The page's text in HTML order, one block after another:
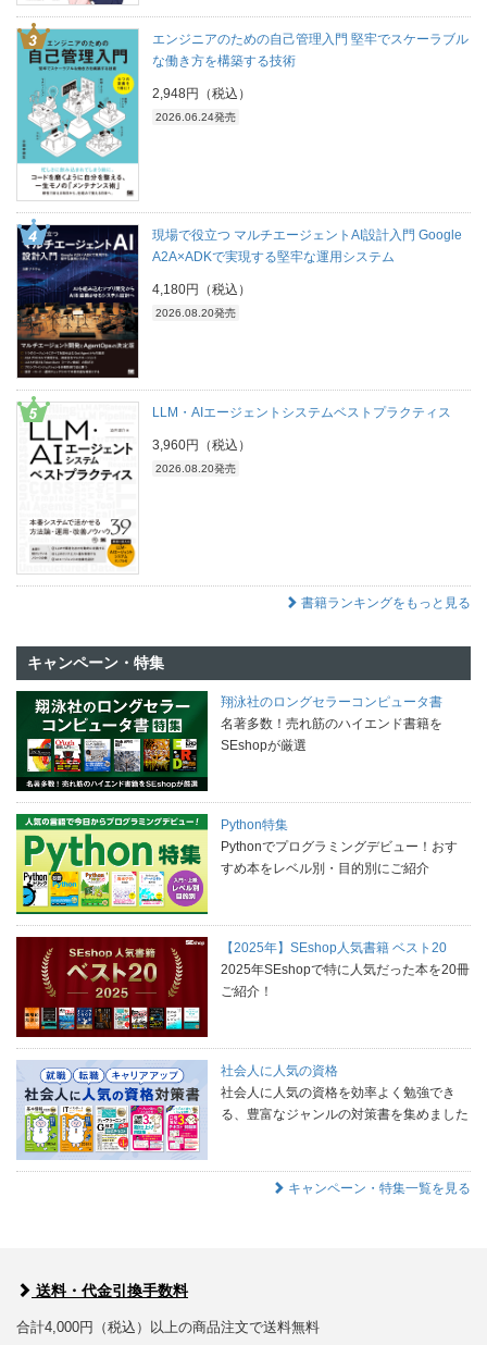
エンジニアのための自己管理入門 堅牢でスケーラブル
な働き方を構築する技術
2,948円（税込）
2026.06.24発売
現場で役立つ マルチエージェントAI設計入門 Google
A2A×ADKで実現する堅牢な運用システム
4,180円（税込）
2026.08.20発売
LLM・AIエージェントシステムベストプラクティス
3,960円（税込）
2026.08.20発売
書籍ランキングをもっと見る
キャンペーン・特集
翔泳社のロングセラーコンピュータ書
名著多数！売れ筋のハイエンド書籍を
SEshopが厳選
Python特集
Pythonでプログラミングデビュー！おす
すめ本をレベル別・目的別にご紹介
【2025年】SEshop人気書籍 ベスト20
2025年SEshopで特に人気だった本を20冊
ご紹介！
社会人に人気の資格
社会人に人気の資格を効率よく勉強でき
る、豊富なジャンルの対策書を集めました
キャンペーン・特集一覧を見る
送料・代金引換手数料
合計4,000円（税込）以上の商品注文で送料無料